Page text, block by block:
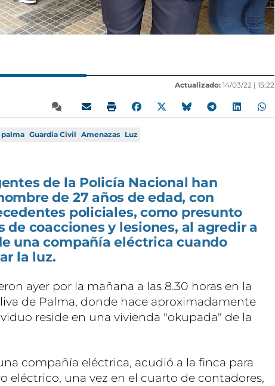
Actualizado: 14/03/22 | 15:22
palma Guardia Civil Amenazas Luz
de la Policía Nacional han
de 27 años de edad, con
policiales, como presunto
de coacciones y lesiones, al agredir a
una compañía eléctrica cuando
la luz.
ayer por la mañana a las 8.30 horas en la
de Palma, donde hace aproximadamente
reside en una vivienda "okupada" de la
compañía eléctrica, acudió a la finca para
eléctrico, una vez en el cuarto de contadores,